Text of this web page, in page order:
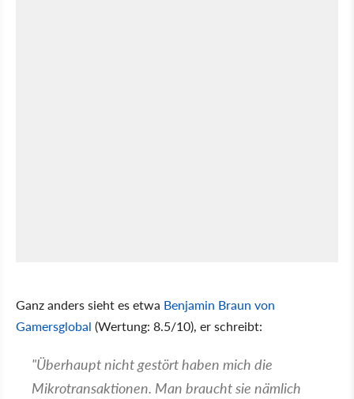
Ganz anders sieht es etwa Benjamin Braun von
Gamersglobal (Wertung: 8.5/10), er schreibt:
"Überhaupt nicht gestört haben mich die
Mikrotransaktionen. Man braucht sie nämlich